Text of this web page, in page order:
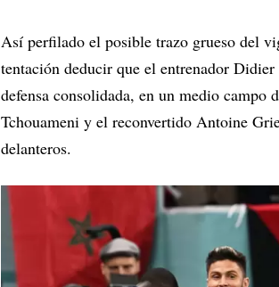
Así perfilado el posible trazo grueso del
tentación deducir que el entrenador
defensa consolidada, en un medio campo
Tchouameni y el reconvertido Antoine
delanteros.